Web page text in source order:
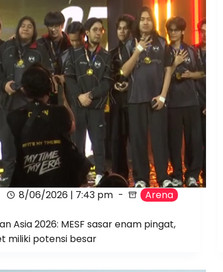
8/06/2026 | 7:43 pm Arena
Asia 2026: MESF sasar enam pingat,
miliki potensi besar